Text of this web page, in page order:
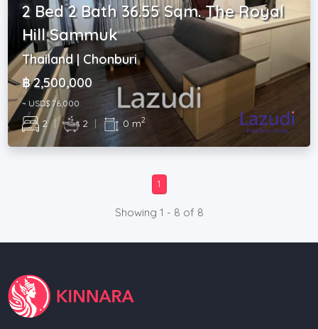
2 Bed 2 Bath 36.55 Sqm. The Royal
Hill Sammuk
Thailand | Chonburi
฿ 2,500,000
~ USD$ 76,000
2 | 2 | 0 m2
1
Showing 1 - 8 of 8